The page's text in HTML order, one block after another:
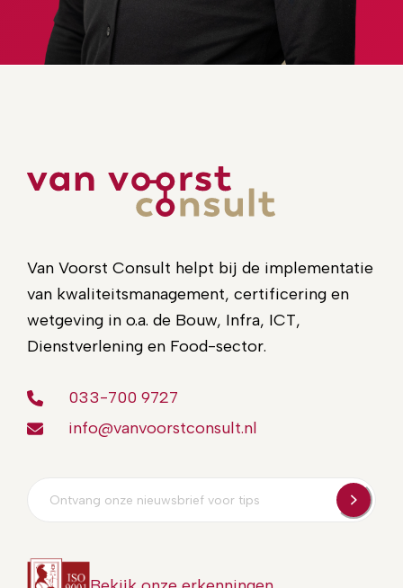
Van Voorst Consult helpt bij de implementatie
van kwaliteitsmanagement, certificering en
wetgeving in o.a. de Bouw, Infra, ICT,
Dienstverlening en Food-sector.
033-700 9727
info@vanvoorstconsult.nl